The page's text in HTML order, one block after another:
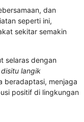
dan
seperti ini,
sekitar semakin
selaras dengan
disitu langik
beradaptasi, menjaga
positif di lingkungan